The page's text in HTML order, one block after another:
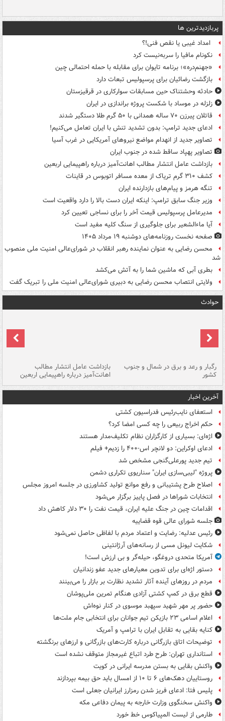
پربازدیدترین ها
امداد غیبی یا نقص فنی!؟
نکونام مافیا را سربه‌نیست کرد
«جهنم‌دره»؛ برنامه تایوان برای مقابله با حمله احتمالی چین
بازگشت رضائیان برای پرسپولیس تبعات دارد
حادثه وحشتناک حین مسابقات سوارکاری در قرقیزستان
زلزله در موساد با شکست پروژه براندازی در ایران
قاتلان پیرزن ۷۰ ساله همدانی با ۵۰ گرم طلا دستگیر شدند
ادعای جدید ترامپ: بدون تشدید تنش با ایران تعامل می‌کنیم!
تصاویر جدید از انهدام مواضع نیروهای آمریکایی در غرب آسیا
تصاویر پهپاد ساقط شده در جنوب ایران
بازداشت عامل انتشار مطالب اهانت‌آمیز درباره راهپیمایی اربعین
کشف ۳۱۰ گرم تریاک از معده مسافر اتوبوس در قاینات
تنگه هرمز و پیام‌های بازدارنده ایران
وزیر جنگ سابق ترامپ: اینکه ایران دست بالا را دارد واقعیت است
مدیرعامل پرسپولیس قیمت آخر را برای نساجی تعیین کرد
آیا ماءالشعیر برای جلوگیری از سنگ کلیه مفید است
صفحه نخست روزنامه‌های دوشنبه ۱۹ مرداد ۱۴۰۵
محسن رضایی به عنوان نماینده رهبر انقلاب در شورای‌عالی امنیت ملی منصوب
شد
بطری آبی که ماشین شما را به آتش می‌کشد
ولایتی انتصاب محسن رضایی به دبیری شورای‌عالی امنیت ملی را تبریک گفت
حوادث
رگبار و رعد و برق در شمال و جنوب
کشور
بازداشت عامل انتشار مطالب
اهانت‌آمیز درباره راهپیمایی اربعین
آخرین اخبار
استعفای نایب‌رئیس فدراسیون کشتی
حکم اخراج ربیعی را چه کسی امضا کرد؟
اژه‌ای: بسیاری از کارگزاران نظام تکلیف‌مدار هستند
ادعای اوکراین: دو لانچر اس-۴۰۰ را زدیم+ فیلم
تیم جدید پورعلی‌گنجی مشخص شد
پروژه "لیبی‌سازی ایران" سناریوی تکراری دشمن
اصلاح طرح پشتیبانی و رفع موانع تولید کشاورزی در جلسه امروز مجلس
انتخابات شوراها در فصل پاییز برگزار می‌شود
اقدامات چین در جنگ علیه ایران، قیمت نفت را ۳۰ دلار کاهش داد
جلسه شورای عالی قوه قضاییه
رئیس عدلیه: رضایت و اعتماد مردم با لفاظی حاصل نمی‌شود
شکایت لیونل مسی از رسانه‌های آرژانتینی
آمریکا متحدی دروغگو، حیله‌گر و بی ارزش است!
دستور اژه‌ای برای تدوین معیارهای جدید عفو زندانیان
مردم در روزهای آینده آثار تشدید نظارت بر بازار را می‌بینند
قطع برق در کمپ کشتی آزادی هنگام تمرین ملی‌پوشان
حضور پر مهر شهید سپهبد موسوی در کنار نوه‌اش
اعلام اسامی ۲۳ بازیکن تیم جوانان برای انتخابی جام ملت‌ها
کنایه بقایی به تقابل ایران با ترامپ و آمریک
توضیحات اتاق بازرگانی درباره کارت‌های بازرگانی و ارزهای برنگشته
استانداری تهران: طرح طرد اتباع غیرمجاز متوقف نشده است
واکنش بقایی به بستن مدرسه ایرانی در کویت
روستاییان دهک‌های ۶ تا ۱۰ از امسال باید حق بیمه بپردازند
پلیس فتا: ادعای فریز شدن رمزارز ایرانیان جعلی است
واکنش سخنگوی وزارت خارجه به پیمان دفاعی مکه
طارمی از لیست المپیاکوس خط خورد